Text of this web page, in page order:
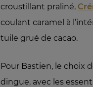
croustillant praliné,
coulant caramel à
tuile grué de cacao.
Pour Bastien, le choix
dingue, avec les